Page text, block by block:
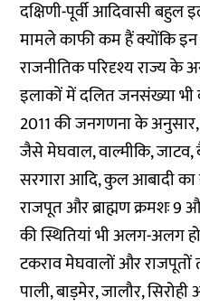
दक्षिणी-पूर्वी आदिवासी बहुल
मामले काफी कम हैं क्योंकि
राजनीतिक परिदृश्य राज्य के
इलाकों में दलित जनसंख्या
2011 की जनगणना के
जैसे मेघवाल, वाल्मीकि,
सरगारा आदि, कुल आबादी का
राजपूत और ब्राह्मण क्रमशः 9
की स्थितियां भी अलग-अलग
टकराव मेघवालों और
पाली, बाड़मेर, जालौर,